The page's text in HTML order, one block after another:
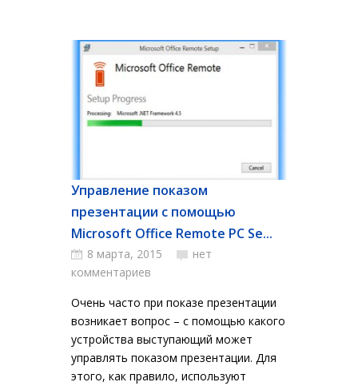
Управление показом
презентации с помощью
Microsoft Office Remote PC Se...
8 марта, 2015
нет
комментариев
Очень часто при показе презентации
возникает вопрос – с помощью какого
устройства выступающий может
управлять показом презентации. Для
этого, как правило, используют